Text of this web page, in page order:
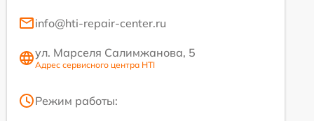
info@hti-repair-center.ru
ул. Марселя Салимжанова, 5
Адрес сервисного центра HTI
Режим работы: